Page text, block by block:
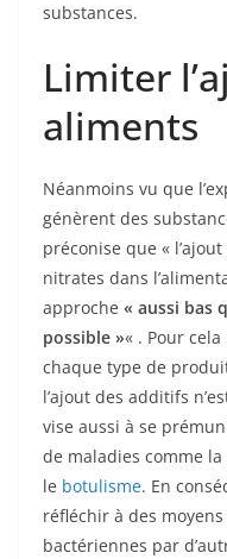
substances.
Limiter
aliments
Néanmoins vu que
génèrent des
préconise que «
nitrates dans
approche « aussi bas
possible »« . Pour
chaque type de
l’ajout des additifs
vise aussi à se
de maladies comme la
le botulisme. En conséquence, l’Anses préconise de
réfléchir à des
bactériennes par